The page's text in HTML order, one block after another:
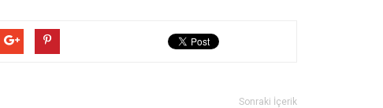
Sonraki İçerik